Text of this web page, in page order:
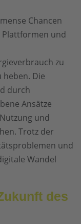
Chancen
und
zu
heben. Die
durch
Ansätze
und
Trotz der
und
Wandel
des